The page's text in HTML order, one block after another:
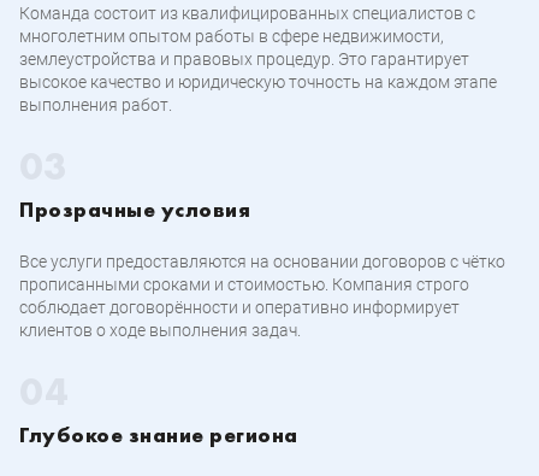
Команда состоит из квалифицированных специалистов с
многолетним опытом работы в сфере недвижимости,
землеустройства и правовых процедур. Это гарантирует
высокое качество и юридическую точность на каждом этапе
выполнения работ.
Прозрачные условия
Все услуги предоставляются на основании договоров с чётко
прописанными сроками и стоимостью. Компания строго
соблюдает договорённости и оперативно информирует
клиентов о ходе выполнения задач.
Глубокое знание региона